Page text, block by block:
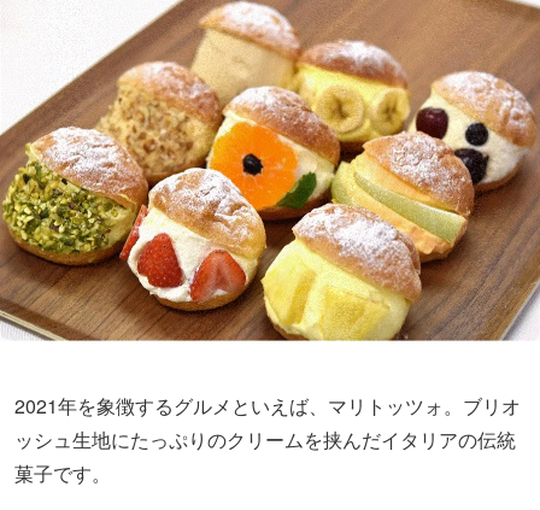
【7】ネオ大衆居酒屋：古き良き風情を残した居酒屋が
一躍SNS映えスポットに！
【8】シェアラウンジ：オフィス以外の用途も！働き方
の変化にあわせて多様に進化
2021年を象徴するグルメといえば、マリトッツォ。ブリオ
ッシュ生地にたっぷりのクリームを挟んだイタリアの伝統
菓子です。